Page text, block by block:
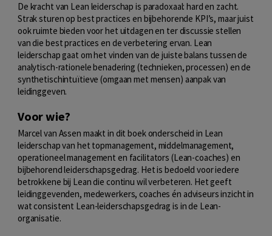
De kracht van Lean leiderschap is paradoxaal: hard en zacht.
Strak sturen op best practices en bijbehorende KPI’s, maar juist
ook ruimte bieden voor het uitdagen en ter discussie stellen
van die best practices en de verbetering ervan. Lean
leiderschap gaat om het vinden van de juiste balans tussen de
analytisch-rationele benadering (technieken, processen) en de
synthetischintuïtieve (omgaan met mensen) aanpak van
leidinggeven.
Voor wie?
Marcel van Assen maakt in dit boek onderscheid in Lean
leiderschap van het topmanagement, middelmanagement,
operationeel management en facilitators (Lean-coaches) en
bijbehorend leiderschapsgedrag. Het is bedoeld voor iedere
betrokkene bij Lean die continu wil verbeteren. Het geeft
leidinggevenden, medewerkers, coaches én adviseurs inzicht in
wat consistent Lean-leiderschapsgedrag is in de Lean-
organisatie.